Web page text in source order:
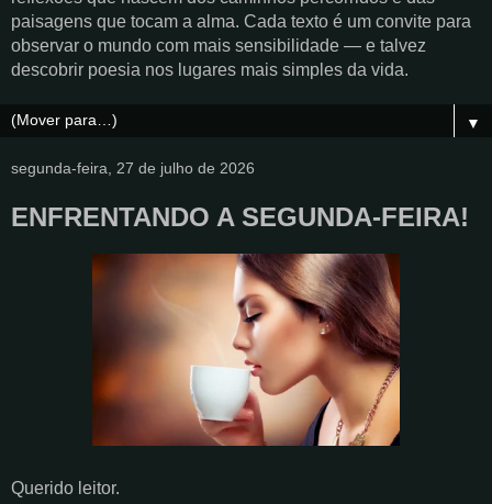
paisagens que tocam a alma. Cada texto é um convite para
observar o mundo com mais sensibilidade — e talvez
descobrir poesia nos lugares mais simples da vida.
▼
segunda-feira, 27 de julho de 2026
ENFRENTANDO A SEGUNDA-FEIRA!
Querido leitor.